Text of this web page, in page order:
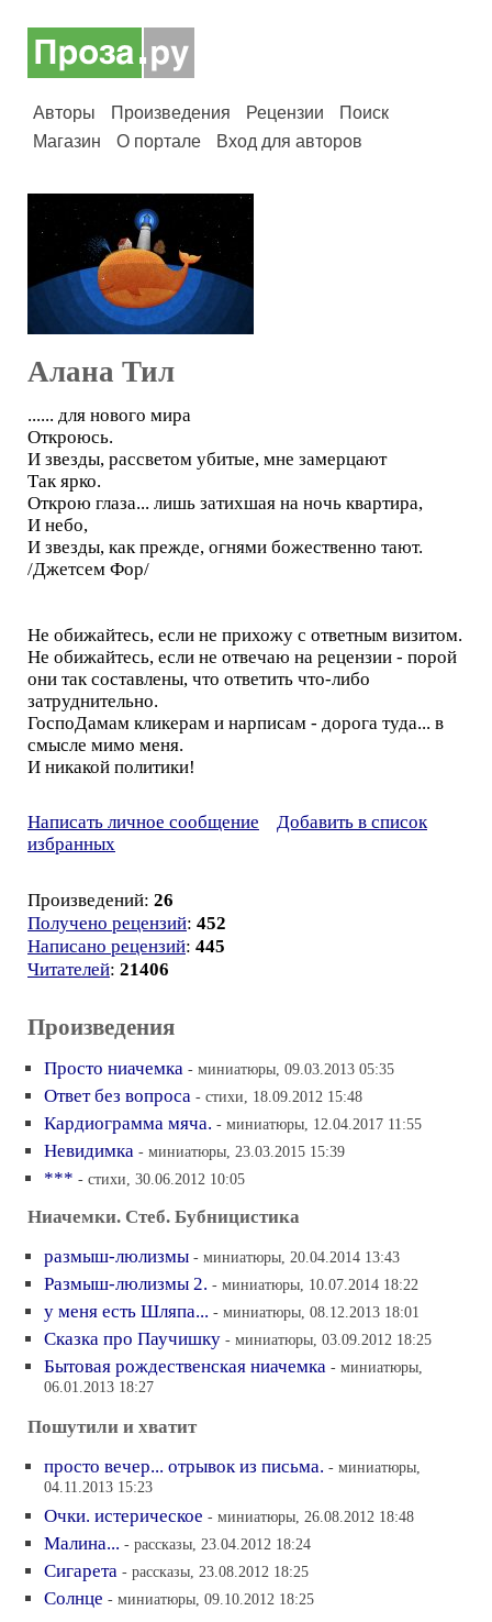
Авторы Произведения Рецензии
Поиск
Магазин
О портале Вход для авторов
Алана Тил
...... для нового мира
Откроюсь.
И звезды, рассветом убитые, мне замерцают
Так ярко.
Открою глаза... лишь затихшая на ночь квартира,
И небо,
И звезды, как прежде, огнями божественно тают.
/Джетсем Фор/
Не обижайтесь, если не прихожу с ответным визитом.
Не обижайтесь, если не отвечаю на рецензии - порой
они так составлены, что ответить что-либо
затруднительно.
ГоспоДамам кликерам и нарписам - дорога туда... в
смысле мимо меня.
И никакой политики!
Написать личное сообщение
Добавить в список
избранных
Произведений: 26
Получено рецензий: 452
Написано рецензий: 445
Читателей: 21406
Произведения
Просто ниачемка - миниатюры, 09.03.2013 05:35
Ответ без вопроса - стихи, 18.09.2012 15:48
Кардиограмма мяча. - миниатюры, 12.04.2017 11:55
Невидимка - миниатюры, 23.03.2015 15:39
*** - стихи, 30.06.2012 10:05
Ниачемки. Стеб. Бубницистика
размыш-люлизмы - миниатюры, 20.04.2014 13:43
Размыш-люлизмы 2. - миниатюры, 10.07.2014 18:22
у меня есть Шляпа... - миниатюры, 08.12.2013 18:01
Сказка про Паучишку - миниатюры, 03.09.2012 18:25
Бытовая рождественская ниачемка - миниатюры,
06.01.2013 18:27
Пошутили и хватит
просто вечер... отрывок из письма. - миниатюры,
04.11.2013 15:23
Очки. истерическое - миниатюры, 26.08.2012 18:48
Малина... - рассказы, 23.04.2012 18:24
Сигарета - рассказы, 23.08.2012 18:25
Солнце - миниатюры, 09.10.2012 18:25